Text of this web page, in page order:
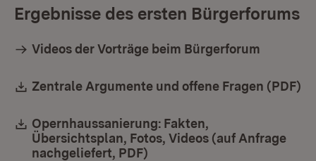
Ergebnisse des ersten Bürgerforums
Videos der Vorträge beim Bürgerforum
Download:
Zentrale Argumente und offene Fragen (PDF)
Download:
Opernhaussanierung: Fakten,
Übersichtsplan, Fotos, Videos (auf Anfrage
nachgeliefert, PDF)